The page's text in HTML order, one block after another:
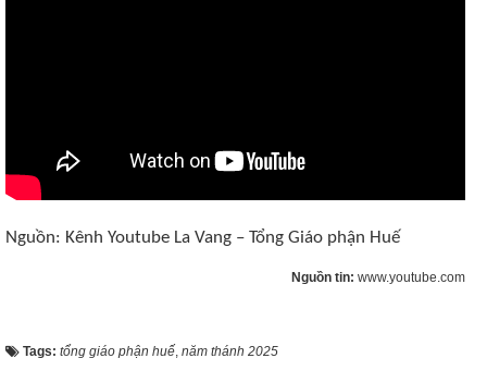
Nguồn: Kênh Youtube La Vang – Tổng Giáo phận Huế
Nguồn tin: www.youtube.com
Tags: tổng giáo phận huế, năm thánh 2025